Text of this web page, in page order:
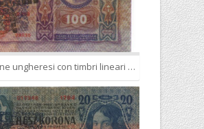
100 corone ungheresi con timbri lineari croati, trasformate in corone fiumane con nuovo timbro rettangolare.